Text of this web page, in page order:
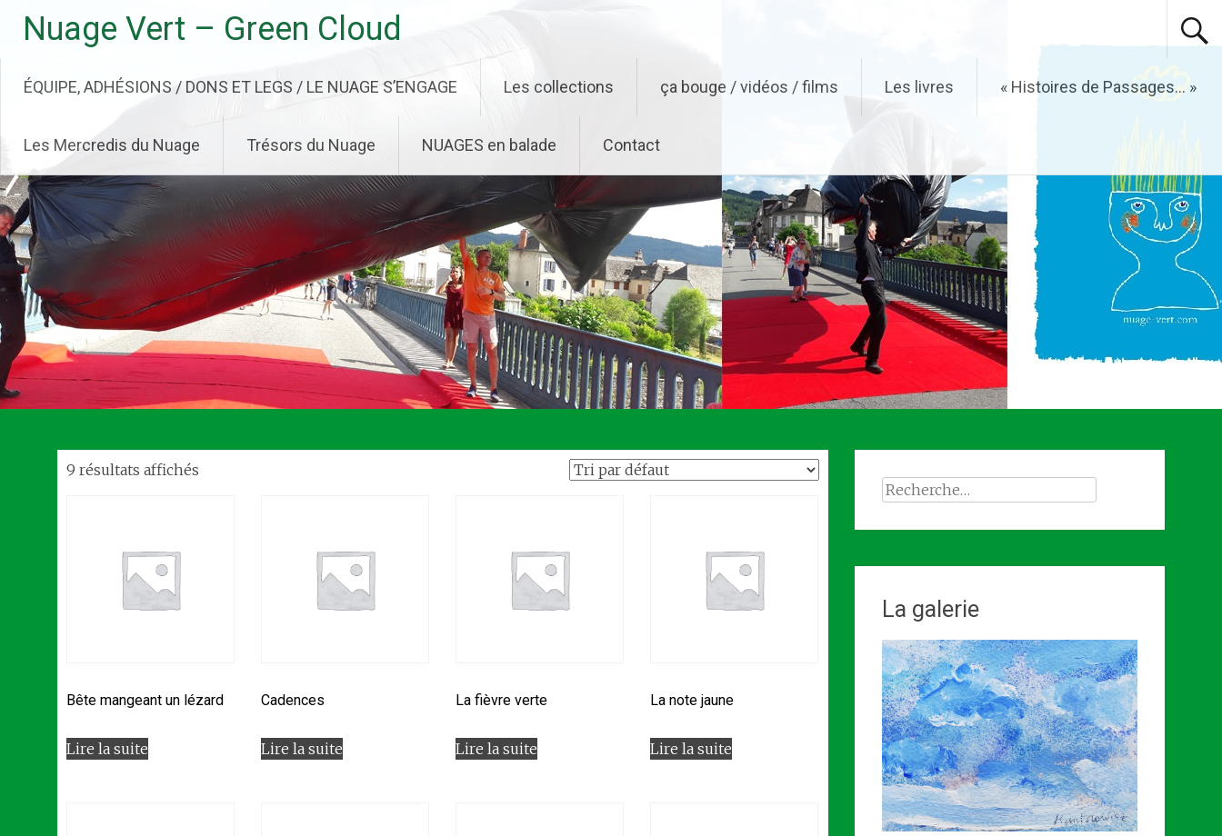
contenu
principal
Nuage Vert – Green Cloud
ÉQUIPE, ADHÉSIONS / DONS ET LEGS / LE NUAGE S’ENGAGE Les collections ça bouge / vidéos / films Les livres « Histoires de Passages… »
Les Mercredis du Nuage Trésors du Nuage NUAGES en balade Contact
9 résultats affichés
Bête mangeant un lézard
Lire la suite
Cadences
Lire la suite
La fièvre verte
Lire la suite
La note jaune
Lire la suite
Rechercher :
La galerie